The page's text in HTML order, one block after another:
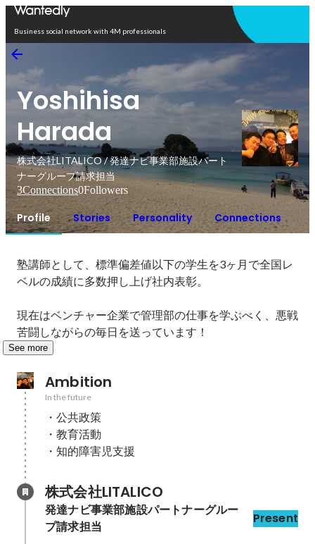
Business social network with 4M professionals
Yoshihisa
Harada
株式会社LITALICO / 発達ナビ事業部施設パート
ナーグループ請求担当
3Connections0Followers
Profile Stories Personality Connections
塾講師として、標準偏差値以下の学生を3ヶ月で全国レ
ベルの成績に多数押し上げ社内表彰。
現在はベンチャー企業で管理部の仕事を学ぶべく、悪戦
See more
Ambition
In the future
・公共政策
・教育活動
・知的障害児支援
株式会社LITALICO
発達ナビ事業部施設パートナーグルー
プ請求担当
Present